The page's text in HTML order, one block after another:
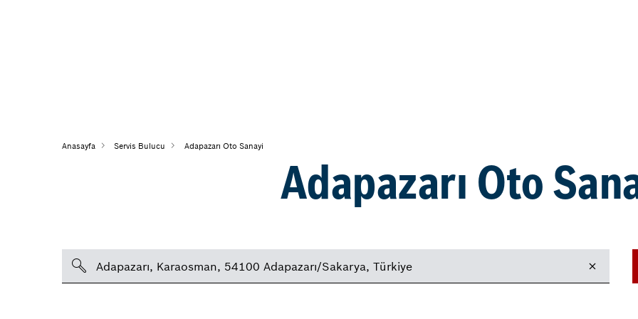
Anasayfa Servis Bulucu Adapazarı Oto Sanayi
Adapazarı Oto